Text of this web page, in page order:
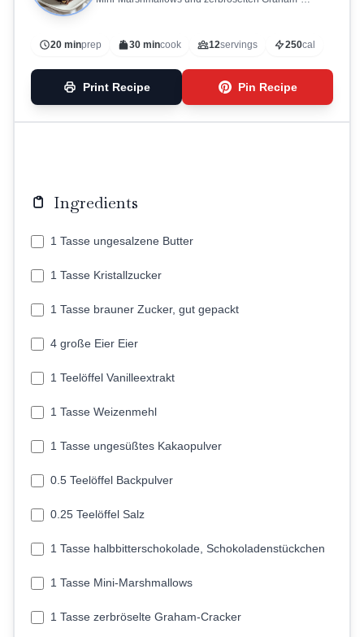
20 minprep 30 mincook 12servings 250cal
Print Recipe Pin Recipe
Ingredients
1 Tasse ungesalzene Butter
1 Tasse Kristallzucker
1 Tasse brauner Zucker, gut gepackt
4 große Eier Eier
1 Teelöffel Vanilleextrakt
1 Tasse Weizenmehl
1 Tasse ungesüßtes Kakaopulver
0.5 Teelöffel Backpulver
0.25 Teelöffel Salz
1 Tasse halbbitterschokolade, Schokoladenstückchen
1 Tasse Mini-Marshmallows
1 Tasse zerbröselte Graham-Cracker